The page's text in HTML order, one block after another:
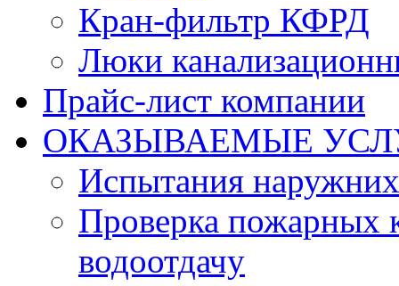
Кран-фильтр КФРД
Люки
Прайс-лист компании
ОКАЗЫВАЕМЫЕ
Испытания
Проверка пожарных
водоотдачу